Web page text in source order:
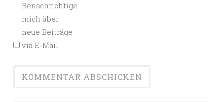
Benachrichtige
mich über
neue Beiträge
via E-Mail.